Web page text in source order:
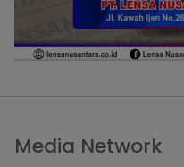
Media Network